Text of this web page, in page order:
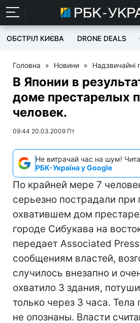
ОБСТРІЛ КИЄВА DRONE DEALS
Головна » Новини » Надзвичайні
В Японии в
доме престарелых
человек.
09:44 20.03.2009 Пт
Не витрачай час на шум!
РБК-Україна у Google
По крайней мере 7
серьезно пострадали при
охватившем дом
городе Сибукава на
передает Associated
сообщениям властей,
случилось внезапно и
охватило 3 здания,
только через 3 часа. Тела
не опознаны. Власти